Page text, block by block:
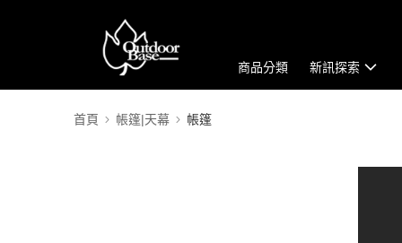
商品分類 新訊探索
首頁 帳篷|天幕 帳篷